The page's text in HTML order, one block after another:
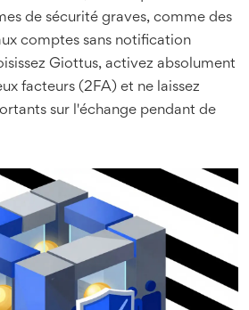
de sécurité graves, comme des
comptes sans notification
Giottus, activez absolument
facteurs (2FA) et ne laissez
sur l'échange pendant de